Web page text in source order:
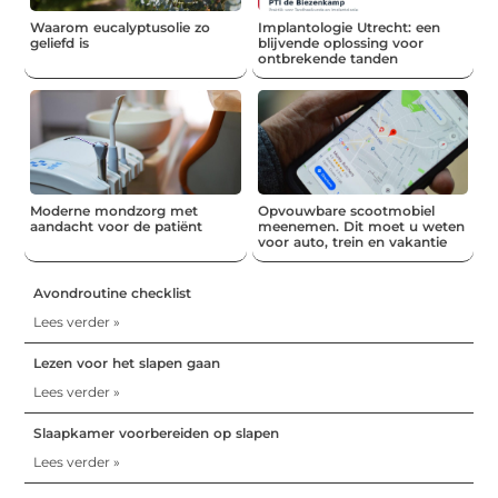
Waarom eucalyptusolie zo
geliefd is
Implantologie Utrecht: een
blijvende oplossing voor
ontbrekende tanden
Moderne mondzorg met
aandacht voor de patiënt
Opvouwbare scootmobiel
meenemen. Dit moet u weten
voor auto, trein en vakantie
Avondroutine checklist
Lees verder »
Lezen voor het slapen gaan
Lees verder »
Slaapkamer voorbereiden op slapen
Lees verder »